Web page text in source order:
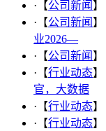
·【公司新闻 】
·【公司新闻 】
业2026—
·【公司新闻 】
·【行业动态】
官，大数据
·【行业动态】
·【行业动态】